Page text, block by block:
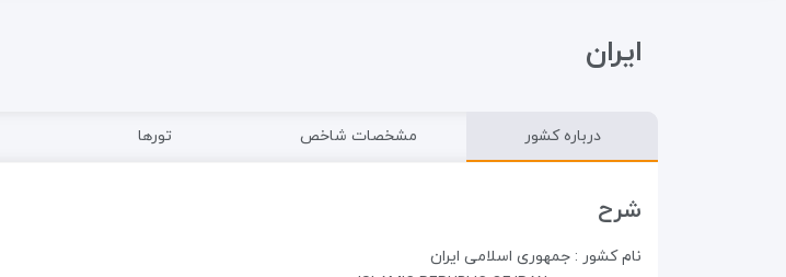
ایران
درباره کشور مشخصات شاخص تورها
شرح
نام کشور : جمهوری اسلامی ایران